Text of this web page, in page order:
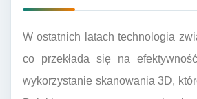
W ostatnich latach technologia
co przekłada się na
wykorzystanie skanowania 3D,